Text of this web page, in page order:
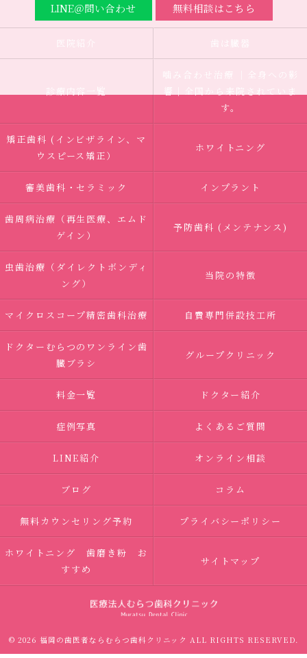
LINE＠問い合わせ 無料相談はこちら
医院紹介 歯は臓器
診療内容一覧
噛み合わせ治療 ｜全身への影
響｜全国から来院されていま
す。
矯正歯科 (インビザライン、マ
ウスピース矯正）
ホワイトニング
審美歯科・セラミック インプラント
歯周病治療（再生医療、エムド
ゲイン）
予防歯科 (メンテナンス)
虫歯治療（ダイレクトボンディ
ング）
当院の特徴
マイクロスコープ精密歯科治療 自費専門併設技工所
ドクターむらつのワンライン歯
臓ブラシ
グループクリニック
料金一覧 ドクター紹介
症例写真 よくあるご質問
LINE紹介 オンライン相談
ブログ コラム
無料カウンセリング予約 プライバシーポリシー
ホワイトニング 歯磨き粉 お
すすめ
サイトマップ
© 2026 福岡の歯医者ならむらつ歯科クリニック ALL RIGHTS RESERVED.